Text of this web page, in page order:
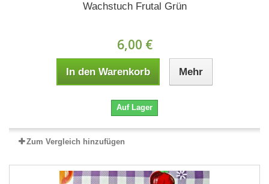
Wachstuch Frutal Grün
6,00 €
In den Warenkorb Mehr
Auf Lager
Zum Vergleich hinzufügen